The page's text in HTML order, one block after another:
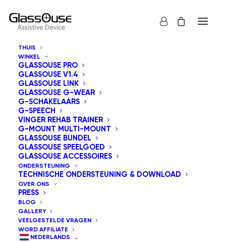
THUIS
WINKEL
GLASSOUSE PRO
GLASSOUSE V1.4
GLASSOUSE LINK
GLASSOUSE G-WEAR
G-SCHAKELAARS
G-SPEECH
VINGER REHAB TRAINER
G-MOUNT MULTI-MOUNT
GLASSOUSE BUNDEL
GLASSOUSE SPEELGOED
GLASSOUSE ACCESSOIRES
ONDERSTEUNING
TECHNISCHE ONDERSTEUNING & DOWNLOAD
OVER ONS
PRESS
BLOG
GALLERY
VEELGESTELDE VRAGEN
WORD AFFILIATE
NEDERLANDS
Toon alles
Sorteer op prijs: hoog naar laag
Standaard sortering
Sorteer op populariteit
Sorteer op prijs: laag naar hoog